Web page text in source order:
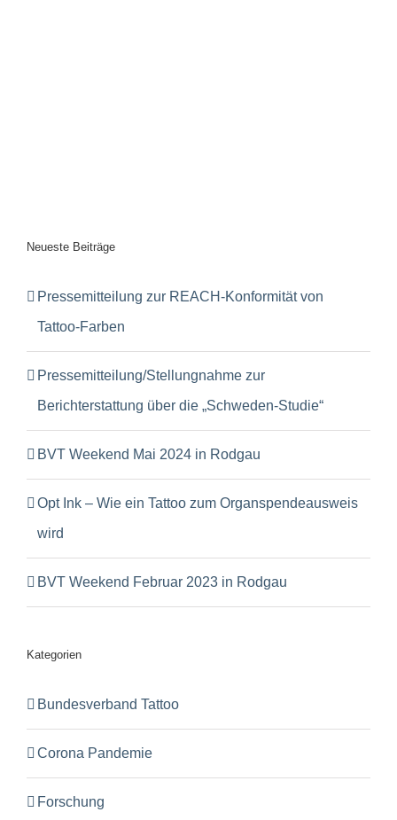
Neueste Beiträge
Pressemitteilung zur REACH-Konformität von
Tattoo-Farben
Pressemitteilung/Stellungnahme zur
Berichterstattung über die „Schweden-Studie“
BVT Weekend Mai 2024 in Rodgau
Opt Ink – Wie ein Tattoo zum Organspendeausweis
wird
BVT Weekend Februar 2023 in Rodgau
Kategorien
Bundesverband Tattoo
Corona Pandemie
Forschung